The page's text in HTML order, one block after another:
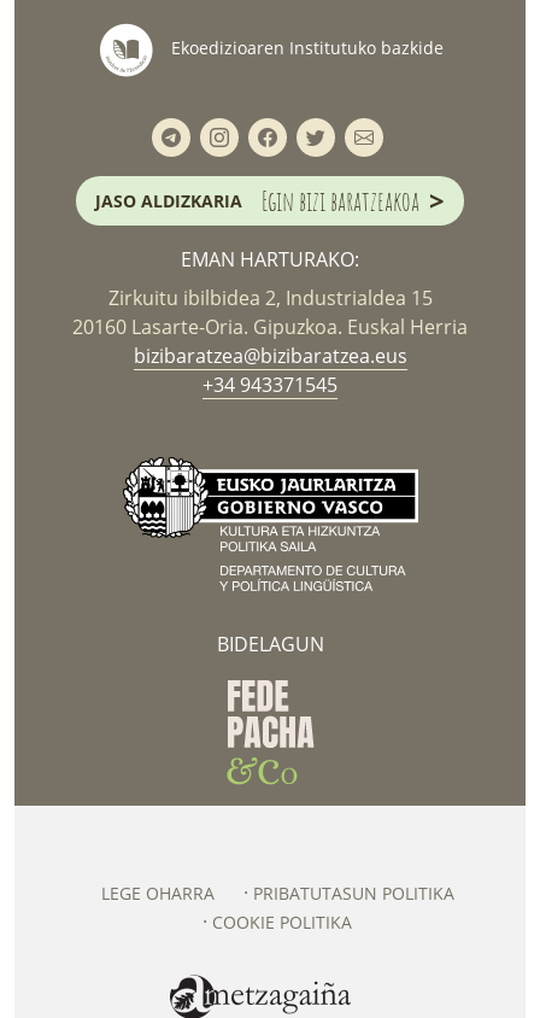
Ekoedizioaren Institutuko bazkide
JASO ALDIZKARIA Egin bizi baratzeakoa >
EMAN HARTURAKO:
Zirkuitu ibilbidea 2, Industrialdea 15
20160 Lasarte-Oria. Gipuzkoa. Euskal Herria
bizibaratzea@bizibaratzea.eus
+34 943371545
BIDELAGUN
LEGE OHARRA
PRIBATUTASUN POLITIKA
COOKIE POLITIKA